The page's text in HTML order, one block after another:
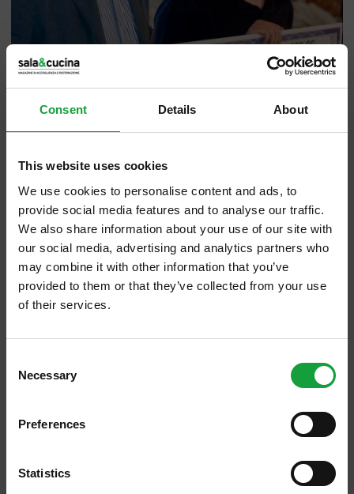
Consent Details About
This website uses cookies
We use cookies to personalise content and ads, to
provide social media features and to analyse our traffic.
We also share information about your use of our site with
our social media, advertising and analytics partners who
may combine it with other information that you’ve
provided to them or that they’ve collected from your use
of their services.
Selection
Necessary
Preferences
Statistics
Lunedì 21 luglio 2014, presso Casa Virginia a
Villa d’Almè (BG), si è tenuto l’evento lancio
Sette Terre, la nuova Associazione di
Viticoltori Indipendenti di Bergamo
Tra le autorità politiche presenti anche gli
e i sindaci dei Comuni delle sette aziende
Durante la conferenza stampa il presidente
ISCRIVITI ALLA NEWSLETTER
Resta aggiornato su tutte le ultime novita nel campo